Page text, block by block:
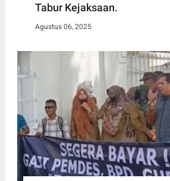
Tabur Kejaksaan.
Agustus 06, 2025